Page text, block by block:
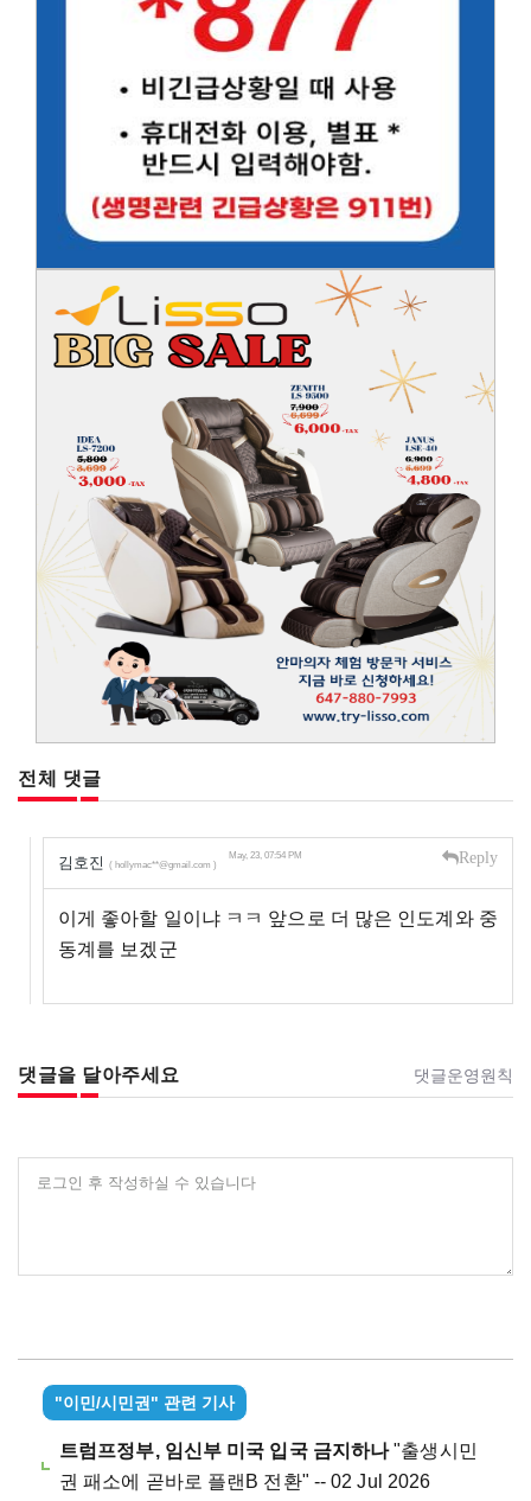
전체 댓글
김호진 ( hollymac**@gmail.com )
May, 23, 07:54 PM Reply
이게 좋아할 일이냐 ㅋㅋ 앞으로 더 많은 인도계와 중
동계를 보겠군
댓글을 달아주세요 댓글운영원칙
로그인 후 작성하실 수 있습니다
"이민/시민권" 관련 기사
트럼프정부, 임신부 미국 입국 금지하나"출생시민
권 패소에 곧바로 플랜B 전환" -- 02 Jul 2026